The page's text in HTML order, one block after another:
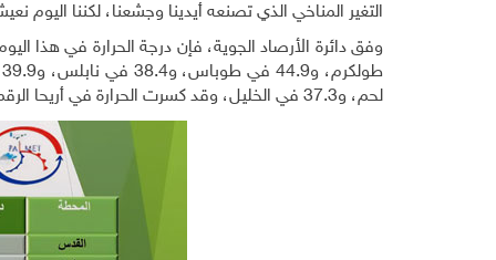
التغير المناخي الذي تصنعه أيدينا وجشعنا، لكننا اليوم
لحم، و37.3 في الخليل، وقد كسرت الحرارة في أريحا الرقم القياسي الذي سجلته عام 2015.